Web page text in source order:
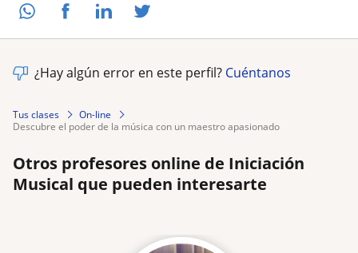
¿Hay algún error en este perfil? Cuéntanos
Tus clases
On-line
descubre el poder de la música con un maestro apasionado
Otros profesores online de Iniciación
Musical que pueden interesarte